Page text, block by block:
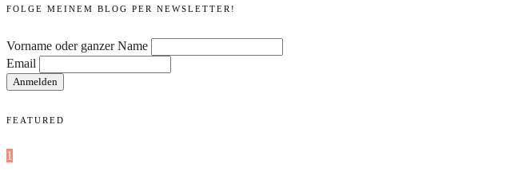
FOLGE MEINEM BLOG PER NEWSLETTER!
Vorname oder ganzer Name
Email
FEATURED
1